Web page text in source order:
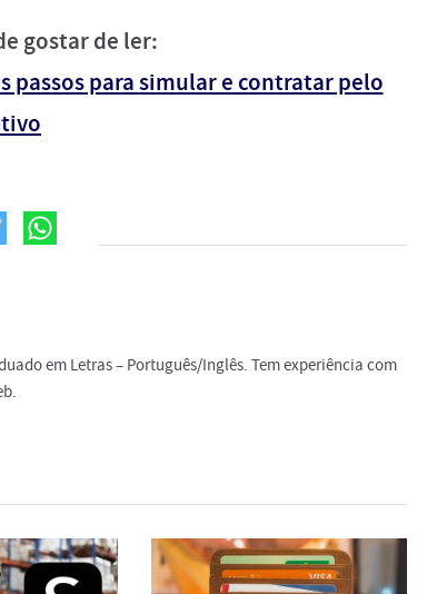
gostar de ler:
passos para simular e contratar pelo
em Letras – Português/Inglês. Tem experiência com